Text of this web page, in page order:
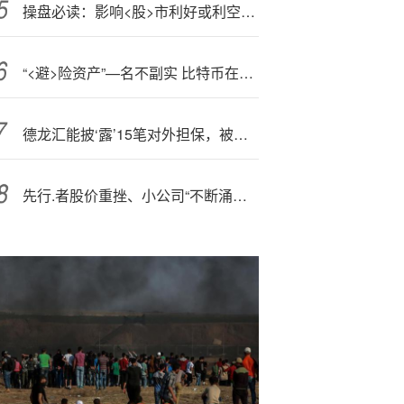
操盘必读：影响<股>市利好或利空消息_2025年11月20日_财经新闻
“<避>险资产”—名不副实 比特币在遭遇历史性平仓后难以重拾动力
德龙汇能披‘露’15笔对外担保，被担保公.司7家
先行.者股价重挫、小公司“不断涌入”，“数字币财库公司”模式走到“十字路口”